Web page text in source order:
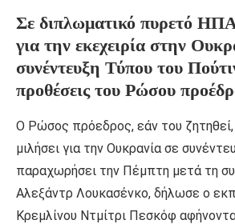
Σε διπλωματικό πυρετό
για την εκεχειρία στην
συνέντευξη Τύπου του
προθέσεις του Ρώσου
Ο Ρώσος πρόεδρος, εάν του
μιλήσει για την Ουκρανία σε
παραχωρήσει την Πέμπτη μετά τη
Αλεξάντρ Λουκασένκο, δήλωσε ο
Κρεμλίνου Ντμίτρι Πεσκόφ